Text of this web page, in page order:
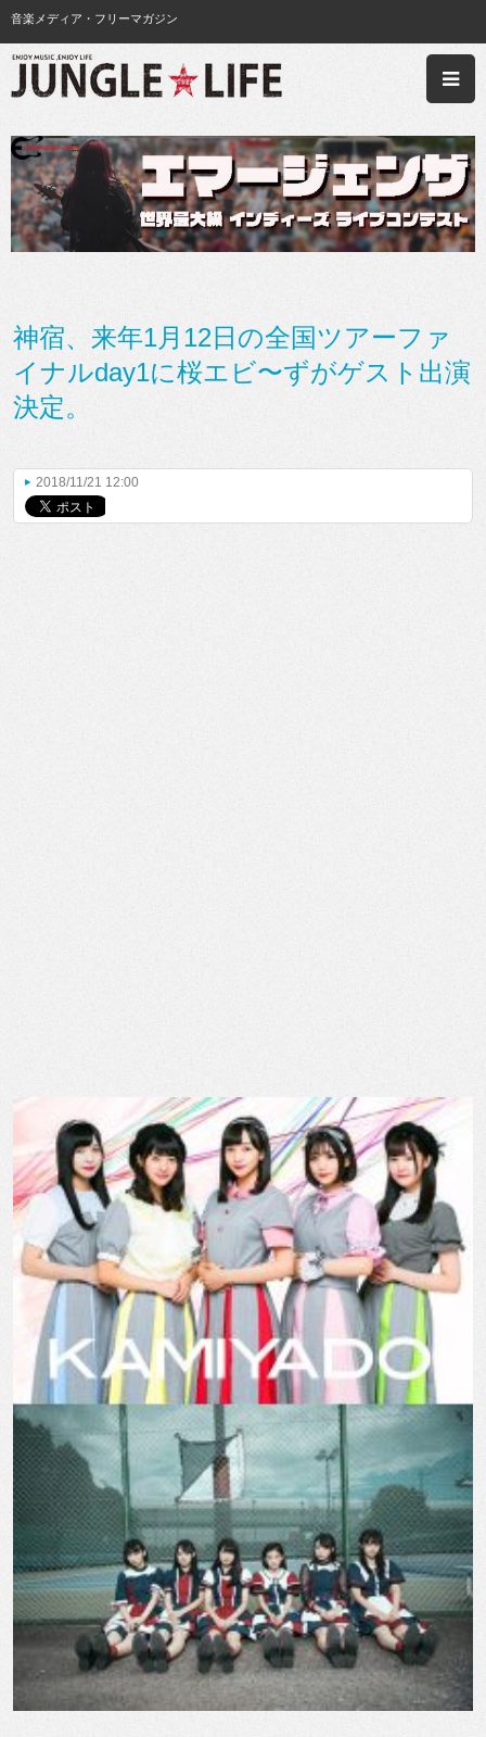
音楽メディア・フリーマガジン
神宿、来年1月12日の全国ツアーファ
イナルday1に桜エビ〜ずがゲスト出演
決定。
2018/11/21 12:00